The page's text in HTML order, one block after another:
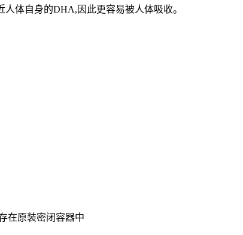
体自身的DHA,因此更容易被人体吸收。
在原装密闭容器中